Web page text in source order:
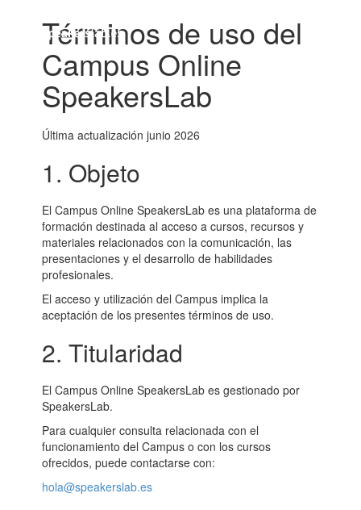
SpeakersLab
Online
CampusTérminos de uso del
Campus Online
SpeakersLab
Última actualización junio 2026
1. Objeto
El Campus Online SpeakersLab es una plataforma de
formación destinada al acceso a cursos, recursos y
materiales relacionados con la comunicación, las
presentaciones y el desarrollo de habilidades
profesionales.
El acceso y utilización del Campus implica la
aceptación de los presentes términos de uso.
2. Titularidad
El Campus Online SpeakersLab es gestionado por
SpeakersLab.
Para cualquier consulta relacionada con el
funcionamiento del Campus o con los cursos
ofrecidos, puede contactarse con:
hola@speakerslab.es